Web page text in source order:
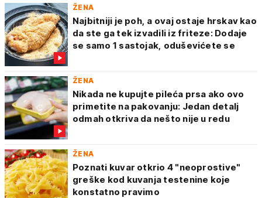
ŽENA
Najbitniji je poh, a ovaj ostaje hrskav kao
da ste ga tek izvadili iz friteze: Dodaje
se samo 1 sastojak, oduševićete se
ŽENA
Nikada ne kupujte pileća prsa ako ovo
primetite na pakovanju: Jedan detalj
odmah otkriva da nešto nije u redu
ŽENA
Poznati kuvar otkrio 4 "neoprostive"
greške kod kuvanja testenine koje
konstatno pravimo